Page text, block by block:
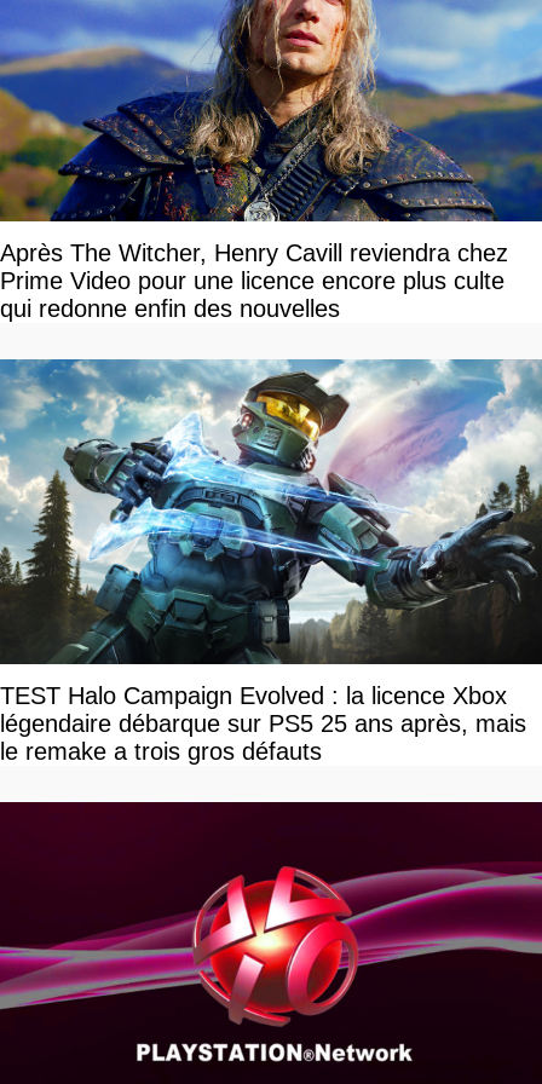
Après The Witcher, Henry Cavill reviendra chez
Prime Video pour une licence encore plus culte
qui redonne enfin des nouvelles
TEST Halo Campaign Evolved : la licence Xbox
légendaire débarque sur PS5 25 ans après, mais
le remake a trois gros défauts